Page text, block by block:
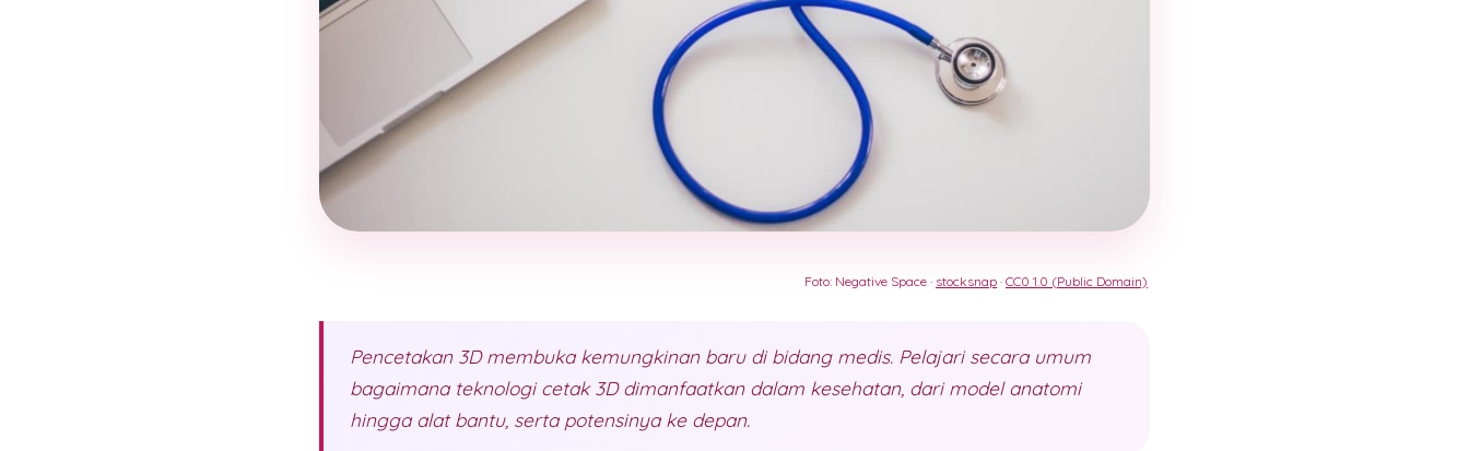
Foto: Negative Space · stocksnap · CC0 1.0 (Public Domain)
Pencetakan 3D membuka kemungkinan baru di bidang medis. Pelajari secara umum
bagaimana teknologi cetak 3D dimanfaatkan dalam kesehatan, dari model anatomi
hingga alat bantu, serta potensinya ke depan.